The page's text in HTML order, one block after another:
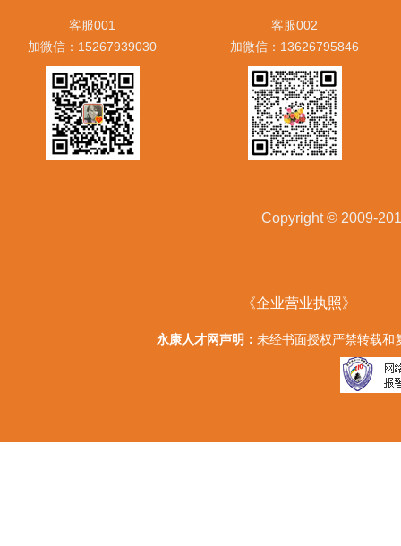
客服001
加微信：15267939030
客服002
加微信：13626795846
Copyright © 2009-
《企业营业执照》
永康人才网声明： 未经书面授权严禁转载和